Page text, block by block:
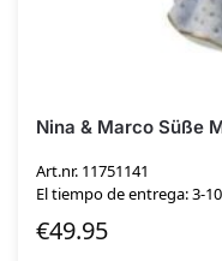
Nina & Marco Süße
Art.nr. 11751141
El tiempo de entrega: 3-
€49.95